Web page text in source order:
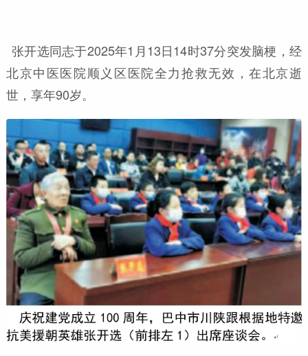
张开选同志于2025年1月13日14时37分突发脑梗，经
北京中医医院顺义区医院全力抢救无效，在北京逝
世，享年90岁。